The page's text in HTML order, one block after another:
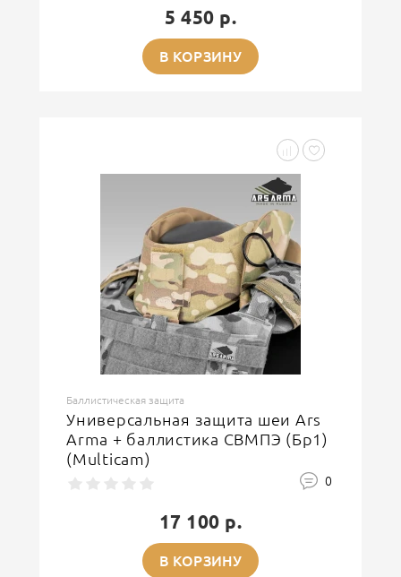
5 450 р.
В КОРЗИНУ
Баллистическая защита
Универсальная защита шеи Ars
Arma + баллистика СВМПЭ (Бр1)
(Multicam)
0
17 100 р.
В КОРЗИНУ